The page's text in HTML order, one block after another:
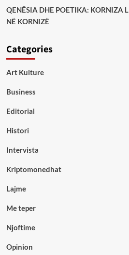
QENËSIA DHE POETIKA: KORNIZA
NË KORNIZË
Categories
Art Kulture
Business
Editorial
Histori
Intervista
Kriptomonedhat
Lajme
Me teper
Njoftime
Opinion